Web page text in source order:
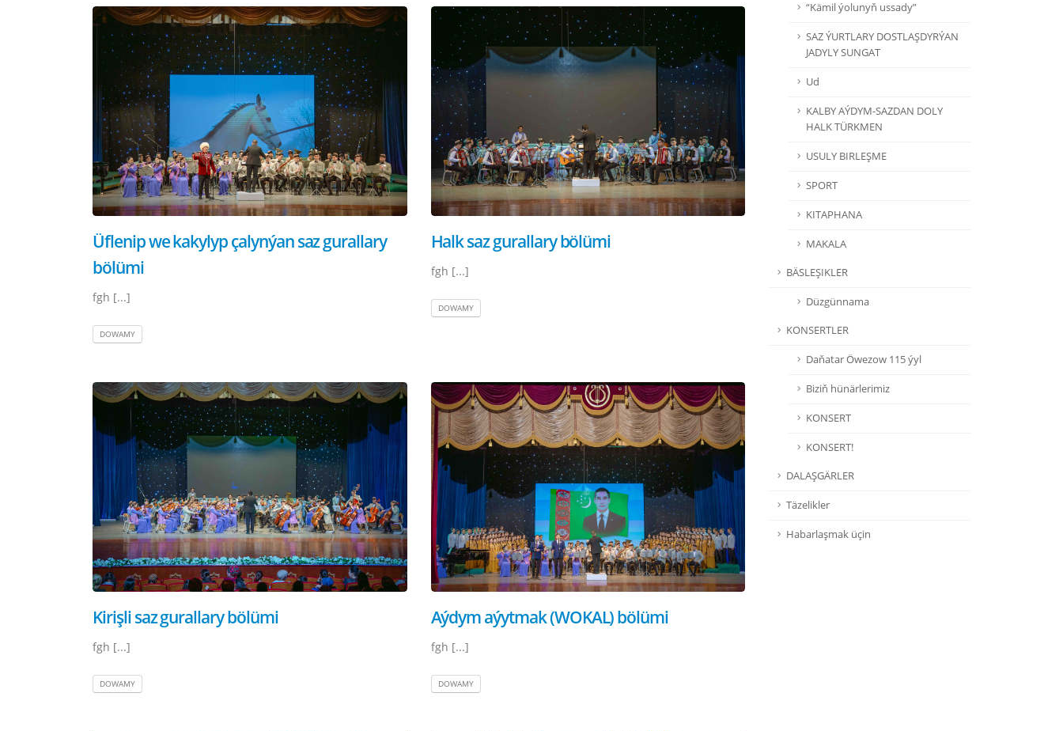
Üflenip we kakylyp çalynýan saz gurallary
bölümi
fgh [...]
DOWAMY
Halk saz gurallary bölümi
fgh [...]
DOWAMY
Kirişli saz gurallary bölümi
fgh [...]
DOWAMY
Aýdym aýytmak (WOKAL) bölümi
fgh [...]
DOWAMY
“Kämil ýolunyň ussady”
SAZ ÝURTLARY DOSTLAŞDYRÝAN
JADYLY SUNGAT
Ud
KALBY AÝDYM-SAZDAN DOLY
HALK TÜRKMEN
USULY BIRLEŞME
SPORT
KITAPHANA
MAKALA
BÄSLEŞIKLER
Düzgünnama
KONSERTLER
Daňatar Öwezow 115 ýyl
Biziň hünärlerimiz
KONSERT
KONSERT!
DALAŞGÄRLER
Täzelikler
Habarlaşmak üçin